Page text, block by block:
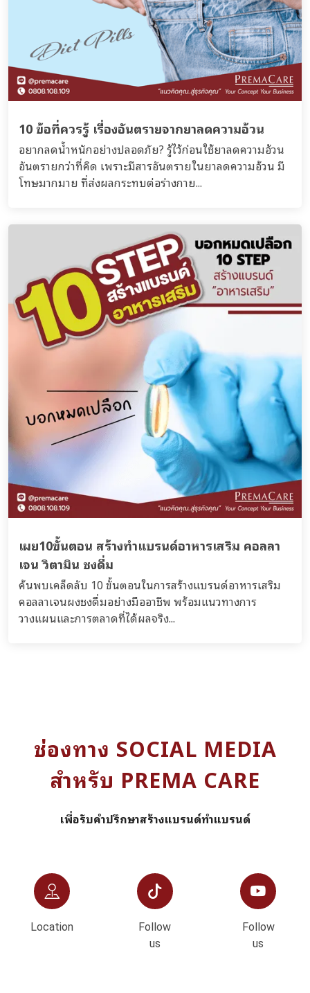
10 ข้อที่ควรรู้ เรื่องอันตรายจากยาลดความอ้วน
อยากลดน้ำหนักอย่างปลอดภัย? รู้ไว้ก่อนใช้ยาลดความอ้วน
อันตรายกว่าที่คิด เพราะมีสารอันตรายในยาลดความอ้วน มี
โทษมากมาย ที่ส่งผลกระทบต่อร่างกาย...
เผย10ขั้นตอน สร้างทำแบรนด์อาหารเสริม คอลลา
เจน วิตามิน ชงดื่ม
ค้นพบเคล็ดลับ 10 ขั้นตอนในการสร้างแบรนด์อาหารเสริม
คอลลาเจนผงชงดื่มอย่างมืออาชีพ พร้อมแนวทางการ
วางแผนและการตลาดที่ได้ผลจริง...
ช่องทาง SOCIAL MEDIA
สำหรับ PREMA CARE
เพื่อรับคำปรึกษาสร้างแบรนด์ทำแบรนด์
Location
Follow
us
Follow
us